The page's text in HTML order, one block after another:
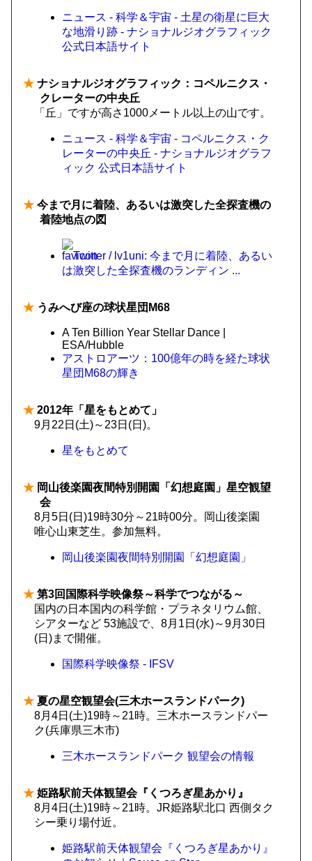
ニュース - 科学＆宇宙 - 土星の衛星に巨大
な地滑り跡 - ナショナルジオグラフィック
公式日本語サイト
★ ナショナルジオグラフィック：コペルニクス・
クレーターの中央丘
「丘」ですが高さ1000メートル以上の山です。
ニュース - 科学＆宇宙 - コペルニクス・ク
レーターの中央丘 - ナショナルジオグラフ
ィック 公式日本語サイト
★ 今まで月に着陸、あるいは激突した全探査機の
着陸地点の図
Twitter / lv1uni: 今まで月に着陸、あるい
は激突した全探査機のランディン ...
★ うみへび座の球状星団M68
A Ten Billion Year Stellar Dance |
ESA/Hubble
アストロアーツ：100億年の時を経た球状
星団M68の輝き
★ 2012年「星をもとめて」
9月22日(土)～23日(日)。
星をもとめて
★ 岡山後楽園夜間特別開園「幻想庭園」星空観望
会
8月5日(日)19時30分～21時00分。岡山後楽園
唯心山東芝生。参加無料。
岡山後楽園夜間特別開園「幻想庭園」
★ 第3回国際科学映像祭～科学でつながる～
国内の日本国内の科学館・プラネタリウム館、
シアターなど 53施設で、8月1日(水)～9月30日
(日)まで開催。
国際科学映像祭 - IFSV
★ 夏の星空観望会(三木ホースランドパーク)
8月4日(土)19時～21時。三木ホースランドパー
ク(兵庫県三木市)
三木ホースランドパーク 観望会の情報
★ 姫路駅前天体観望会『くつろぎ星あかり』
8月4日(土)19時～21時。JR姫路駅北口 西側タク
シー乗り場付近。
姫路駅前天体観望会『くつろぎ星あかり』